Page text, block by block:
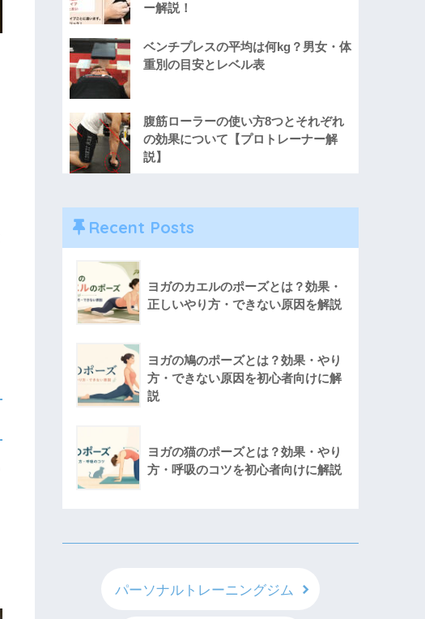
ー解説！
ベンチプレスの平均は何kg？男女・体
重別の目安とレベル表
腹筋ローラーの使い方8つとそれぞれ
の効果について【プロトレーナー解
説】
Recent Posts
ヨガのカエルのポーズとは？効果・
正しいやり方・できない原因を解説
ヨガの鳩のポーズとは？効果・やり
方・できない原因を初心者向けに解
説
ヨガの猫のポーズとは？効果・やり
方・呼吸のコツを初心者向けに解説
パーソナルトレーニングジム